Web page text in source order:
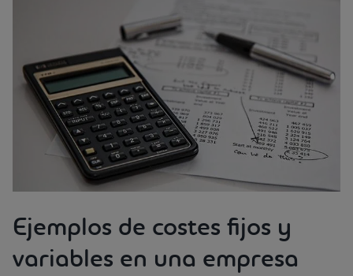
Ejemplos de costes fijos y
variables en una empresa